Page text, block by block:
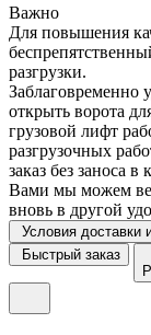
Важно
Для повышения
разгрузки.
Заблаговременно
открыть ворота
грузовой лифт
разгрузочных
заказ без заноса
Вами мы можем
вновь в другой
Условия доставки
Быстрый заказ